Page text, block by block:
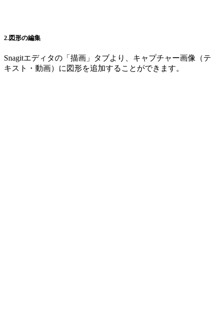
2.図形の編集
Snagitエディタの「描画」タブより、キャプチャー画像（テ
キスト・動画）に図形を追加することができます。